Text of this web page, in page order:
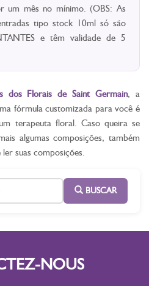
um mês no mínimo. (OBS: As
tipo stock 10ml só são
e têm validade de 5
dos Florais de Saint Germain, a
fórmula customizada para você é
terapeuta floral. Caso queira se
algumas composições, também
suas composições.
BUSCAR
NOUS